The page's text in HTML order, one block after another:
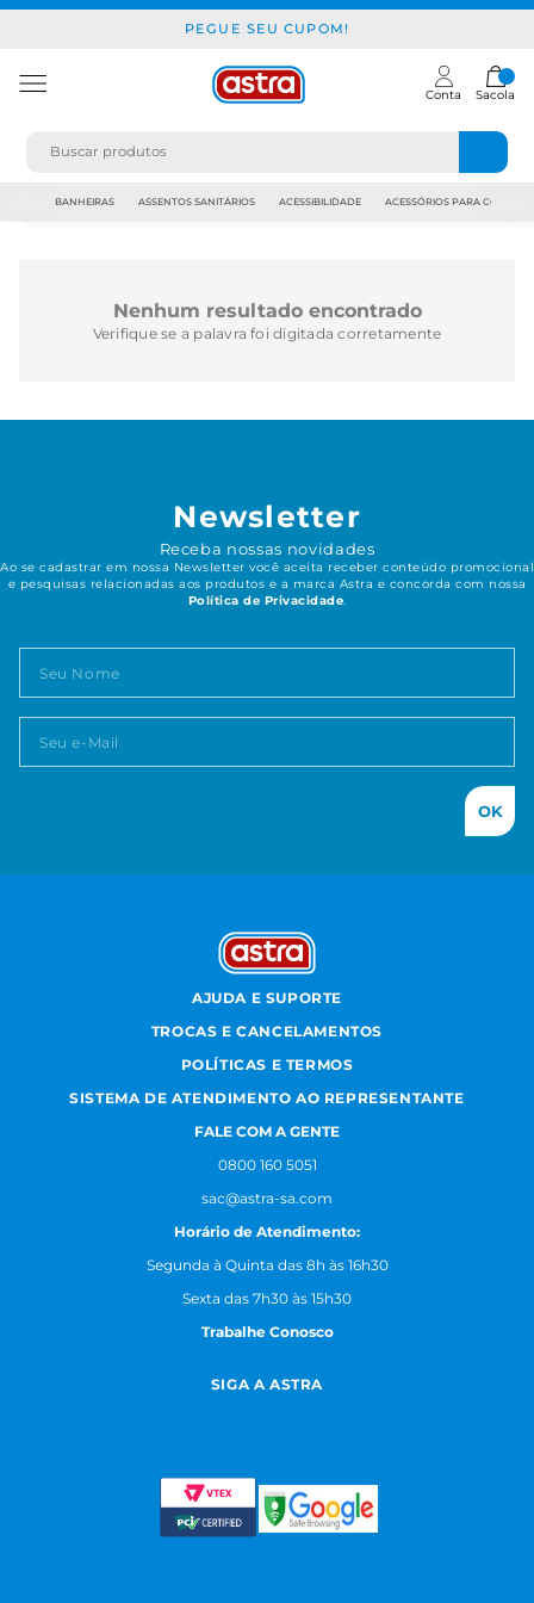
PEGUE SEU CUPOM!
Conta Sacola
BANHEIRAS ASSENTOS SANITÁRIOS ACESSIBILIDADE ACESSÓRIOS PARA
Nenhum resultado encontrado
Verifique se a palavra foi digitada corretamente
Newsletter
Receba nossas novidades
Ao se cadastrar em nossa Newsletter você aceita receber conteúdo promocional
e pesquisas relacionadas aos produtos e a marca Astra e concorda com nossa
Política de Privacidade.
OK
AJUDA E SUPORTE
TROCAS E CANCELAMENTOS
POLÍTICAS E TERMOS
SISTEMA DE ATENDIMENTO AO REPRESENTANTE
FALE COM A GENTE
0800 160 5051
sac@astra-sa.com
Horário de Atendimento:
Segunda à Quinta das 8h às 16h30
Sexta das 7h30 às 15h30
Trabalhe Conosco
SIGA A ASTRA